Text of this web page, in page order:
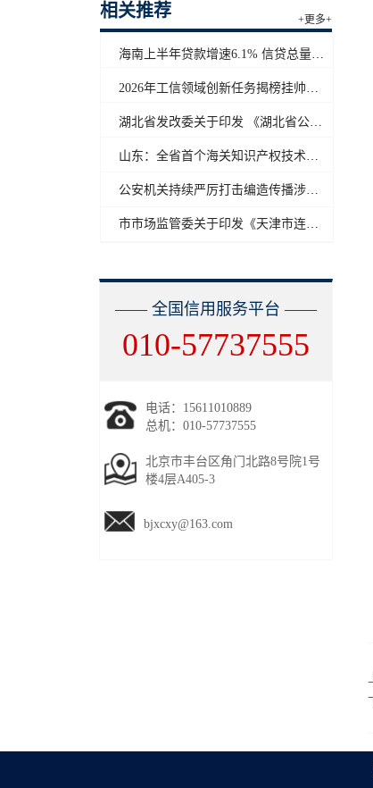
相关推荐 +更多+
海南上半年贷款增速6.1% 信贷总量保持合理平稳增长
2026年工信领域创新任务揭榜挂帅工作启动
湖北省发改委关于印发 《湖北省公共信用信息目录（2026年版）》的通知
山东：全省首个海关知识产权技术调查官制度落地济南自贸片区
公安机关持续严厉打击编造传播涉汛涉灾网络谣言
市市场监管委关于印发《天津市连锁企业食品经营许可“先证后核”信用承诺审批实施办法》的通知
—— 全国信用服务平台 ——
010-57737555
电话：15611010889
总机：010-57737555
北京市丰台区角门北路8号院1号
楼4层A405-3
bjxcxy@163.com